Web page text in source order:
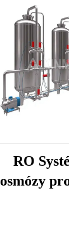
RO
osmózy